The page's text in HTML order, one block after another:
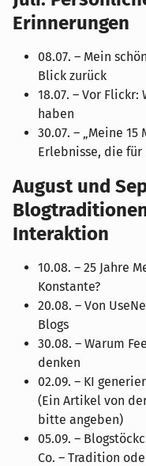
Erinnerungen
08.07. – Mein
Blick zurück
18.07. – Vor
haben
30.07. – „Meine
Erlebnisse, die
August und
Interaktion
10.08. – 25 Jahre
Konstante?
20.08. – Von
Blogs
30.08. – Warum
denken
02.09. – KI
(Ein Artikel von
bitte angeben)
05.09. –
Co. – Tradition